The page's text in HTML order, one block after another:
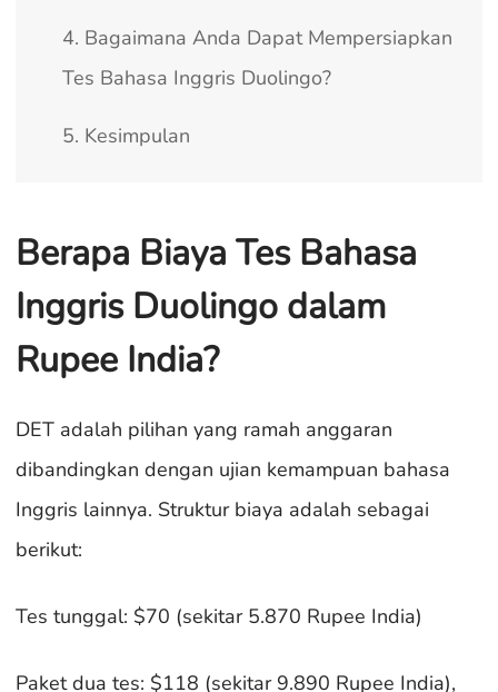
4. Bagaimana Anda Dapat Mempersiapkan
Tes Bahasa Inggris Duolingo?
5. Kesimpulan
Berapa Biaya Tes Bahasa
Inggris Duolingo dalam
Rupee India?
DET adalah pilihan yang ramah anggaran
dibandingkan dengan ujian kemampuan bahasa
Inggris lainnya. Struktur biaya adalah sebagai
berikut:
Tes tunggal: $70 (sekitar 5.870 Rupee India)
Paket dua tes: $118 (sekitar 9.890 Rupee India),